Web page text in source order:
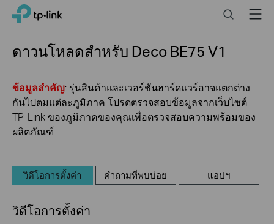
Click
navigation
TP-Link, Reliably Smart SearchMenu
ดาวนโหลดสำหรับ Deco BE75V1
ข้อมูลสำคัญ: รุ่นสินค้าและเวอร์ชันฮาร์ดแวร์อาจแตกต่าง
กันไปตมแต่ละภูมิภาค โปรดตรวจสอบข้อมูลจากเว็บไซต์
TP-Link ของภูมิภาคของคุณเพื่อตรวจสอบความพร้อมของ
ผลิตภัณฑ์.
วิดีโอการตั้งค่า คำถามที่พบบ่อย แอปฯ
วิดีโอการตั้งค่า